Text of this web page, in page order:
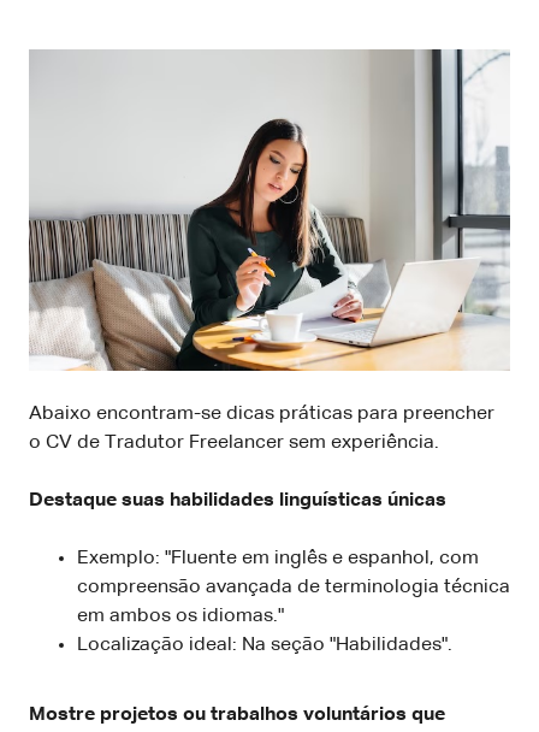
Abaixo encontram-se dicas práticas para preencher
o CV de Tradutor Freelancer sem experiência.
Destaque suas habilidades linguísticas únicas
Exemplo: "Fluente em inglês e espanhol, com
compreensão avançada de terminologia técnica
em ambos os idiomas."
Localização ideal: Na seção "Habilidades".
Mostre projetos ou trabalhos voluntários que